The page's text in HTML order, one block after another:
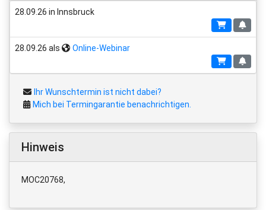
28.09.26 in Innsbruck
28.09.26 als Online-Webinar
Ihr Wunschtermin ist nicht dabei?
Mich bei Termingarantie benachrichtigen.
Hinweis
MOC20768,